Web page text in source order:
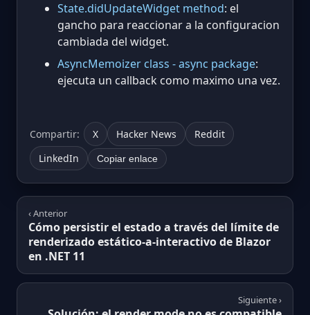
State.didUpdateWidget method: el
gancho para reaccionar a la configuracion
cambiada del widget.
AsyncMemoizer class - async package:
ejecuta un callback como maximo una vez.
Compartir: X Hacker News
Reddit
LinkedIn
Copiar enlace
‹ Anterior
Cómo persistir el estado a través del límite de
renderizado estático-a-interactivo de Blazor
en .NET 11
Siguiente ›